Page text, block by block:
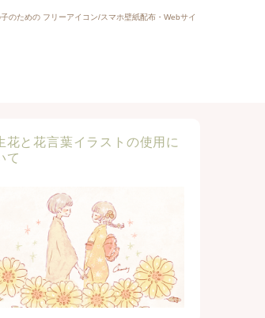
のための フリーアイコン/スマホ壁紙配布・Webサイ
花と花言葉イラストの使用に
て